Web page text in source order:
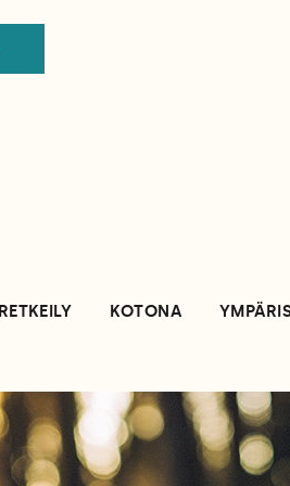
RETKEILY KOTONA